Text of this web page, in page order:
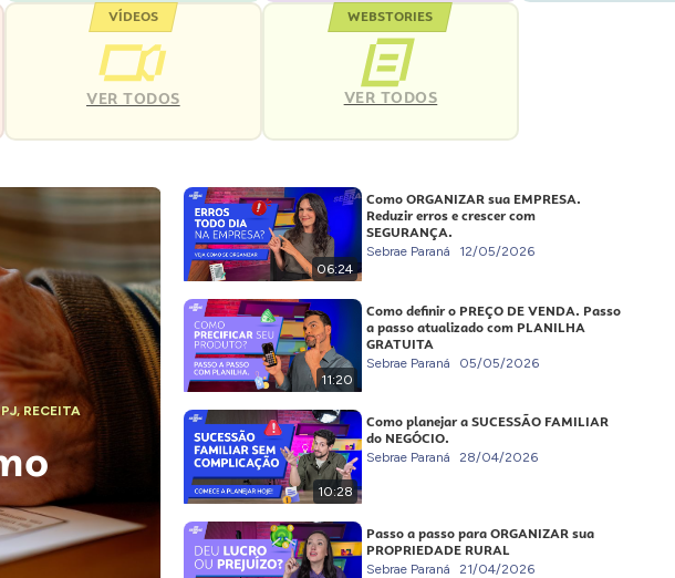
VÍDEOS
VER TODOS
WEBSTORIES
VER TODOS
,RECEITA
06:24
Como ORGANIZAR sua EMPRESA.
Reduzir erros e crescer com
SEGURANÇA.
Sebrae Paraná 12/05/2026
11:20
Como definir o PREÇO DE VENDA. Passo
a passo atualizado com PLANILHA
GRATUITA
Sebrae Paraná 05/05/2026
10:28
Como planejar a SUCESSÃO FAMILIAR
do NEGÓCIO.
Sebrae Paraná 28/04/2026
Passo a passo para ORGANIZAR sua
PROPRIEDADE RURAL
Sebrae Paraná 21/04/2026